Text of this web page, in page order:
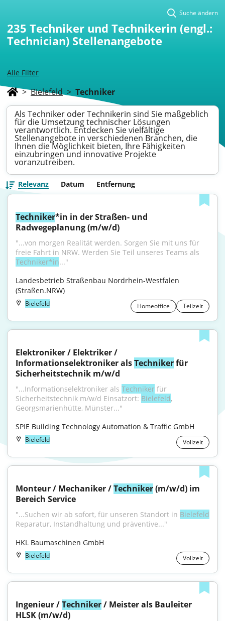
Alle Filter
Suche ändern
235 Techniker und Technikerin (engl.:
Technician) Stellenangebote
> Bielefeld > Techniker
Als Techniker oder Technikerin sind Sie maßgeblich
für die Umsetzung technischer Lösungen
verantwortlich. Entdecken Sie vielfältige
Stellenangebote in verschiedenen Branchen, die
Ihnen die Möglichkeit bieten, Ihre Fähigkeiten
einzubringen und innovative Projekte
voranzutreiben.
Relevanz Datum Entfernung
Techniker*in in der Straßen- und
Radwegeplanung (m/w/d)
"...von morgen Realität werden. Sorgen Sie mit uns für
Techniker*in..."
Landesbetrieb Straßenbau Nordrhein-Westfalen
(Straßen.NRW)
Bielefeld Homeoffice Teilzeit
Elektroniker / Elektriker /
Informationselektroniker als Techniker für
Sicherheitstechnik m/w/d
"...Informationselektroniker als Techniker für
Sicherheitstechnik m/w/d Einsatzort: Bielefeld,
Georgsmarienhütte, Münster..."
SPIE Building Technology Automation & Traffic GmbH
Bielefeld Vollzeit
Monteur / Mechaniker / Techniker (m/w/d) im
Bereich Service
"...Suchen wir ab sofort, für unseren Standort in Bielefeld
Reparatur, Instandhaltung und präventive..."
HKL Baumaschinen GmbH
Bielefeld Vollzeit
Ingenieur / Techniker / Meister als Bauleiter
HLSK (m/w/d)